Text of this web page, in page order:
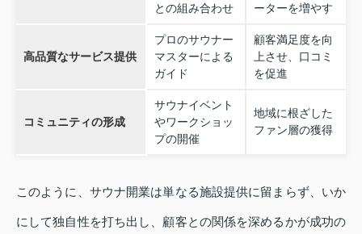
との組み合わせ
ーターを増やす
高品質なサービス提供
プロのサウナー
マスターによる
ガイド
顧客満足度を向
上させ、口コミ
を促進
コミュニティの形成
サウナイベント
やワークショッ
プの開催
地域に根ざした
ファン層の獲得
このように、サウナ開業は単なる施設提供に留まらず、いか
にして独自性を打ち出し、顧客との関係を深めるかが成功の